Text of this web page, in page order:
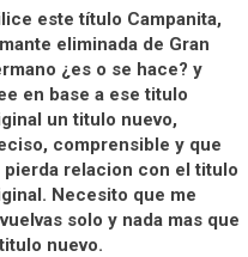
este título Campanita,
eliminada de Gran
¿es o se hace? y
en base a ese titulo
un titulo nuevo,
comprensible y que
pierda relacion con el titulo
Necesito que me
solo y nada mas que
nuevo.